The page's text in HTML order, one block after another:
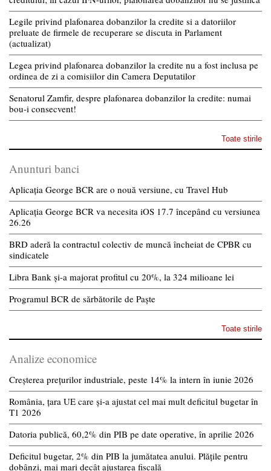
Legile privind plafonarea dobanzilor la credite si a datoriilor
preluate de firmele de recuperare se discuta in Parlament
(actualizat)
Legea privind plafonarea dobanzilor la credite nu a fost inclusa pe
ordinea de zi a comisiilor din Camera Deputatilor
Senatorul Zamfir, despre plafonarea dobanzilor la credite: numai
bou-i consecvent!
Toate stirile
Anunturi banci
Aplicația George BCR are o nouă versiune, cu Travel Hub
Aplicația George BCR va necesita iOS 17.7 începând cu versiunea
26.26
BRD aderă la contractul colectiv de muncă încheiat de CPBR cu
sindicatele
Libra Bank și-a majorat profitul cu 20%, la 324 milioane lei
Programul BCR de sărbătorile de Paște
Toate stirile
Analize economice
Creșterea prețurilor industriale, peste 14% la intern în iunie 2026
România, țara UE care și-a ajustat cel mai mult deficitul bugetar în
T1 2026
Datoria publică, 60,2% din PIB pe date operative, în aprilie 2026
Deficitul bugetar, 2% din PIB la jumătatea anului. Plățile pentru
dobânzi, mai mari decât ajustarea fiscală